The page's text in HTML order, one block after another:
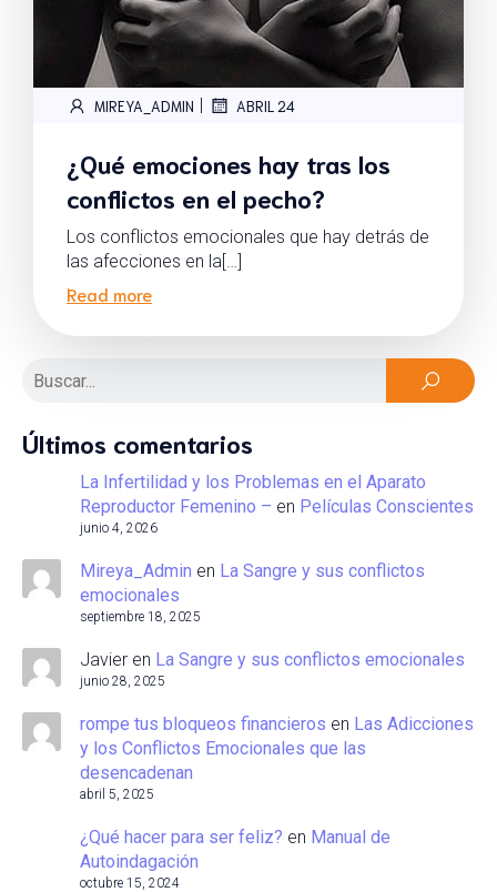
MIREYA_ADMIN | ABRIL 24
¿Qué emociones hay tras los
conflictos en el pecho?
Los conflictos emocionales que hay detrás de
las afecciones en la[…]
Read more
Últimos comentarios
La Infertilidad y los Problemas en el Aparato
Reproductor Femenino – en Películas Conscientes
junio 4, 2026
Mireya_Admin en La Sangre y sus conflictos
emocionales
septiembre 18, 2025
Javier en La Sangre y sus conflictos emocionales
junio 28, 2025
rompe tus bloqueos financieros en Las Adicciones
y los Conflictos Emocionales que las
desencadenan
abril 5, 2025
¿Qué hacer para ser feliz? en Manual de
Autoindagación
octubre 15, 2024